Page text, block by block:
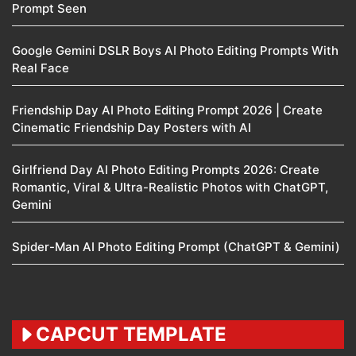
Prompt Seen
Google Gemini DSLR Boys AI Photo Editing Prompts With
Real Face
Friendship Day AI Photo Editing Prompt 2026 | Create
Cinematic Friendship Day Posters with AI
Girlfriend Day AI Photo Editing Prompts 2026: Create
Romantic, Viral & Ultra-Realistic Photos with ChatGPT,
Gemini
Spider-Man AI Photo Editing Prompt (ChatGPT & Gemini)
CAPCUT TEMPLATE